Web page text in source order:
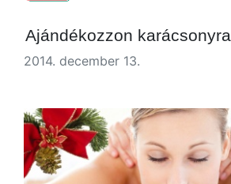
Ajándékozzon
2014. december 13.